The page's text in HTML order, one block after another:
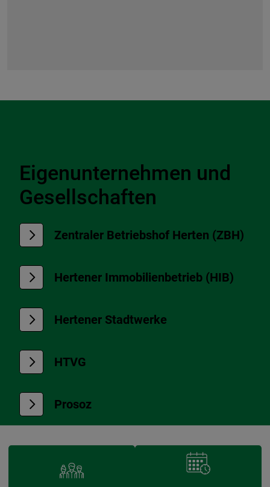
Eigenunternehmen und
Gesellschaften
Zentraler Betriebshof Herten (ZBH)
Hertener Immobilienbetrieb (HIB)
Hertener Stadtwerke
HTVG
Prosoz